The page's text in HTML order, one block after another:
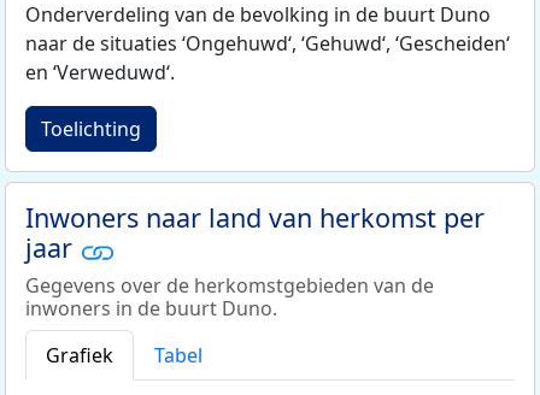
Onderverdeling van de bevolking in de buurt Duno
naar de situaties ‘Ongehuwd‘, ‘Gehuwd‘, ‘Gescheiden‘
en ‘Verweduwd‘.
Toelichting
Inwoners naar land van herkomst per
jaar
Gegevens over de herkomstgebieden van de
inwoners in de buurt Duno.
Grafiek
Tabel